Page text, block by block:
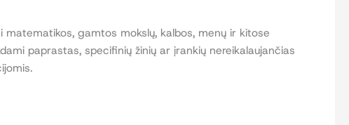
gamtos mokslų, kalbos, menų ir kitose
paprastas, specifinių žinių ar įrankių nereikalaujančias